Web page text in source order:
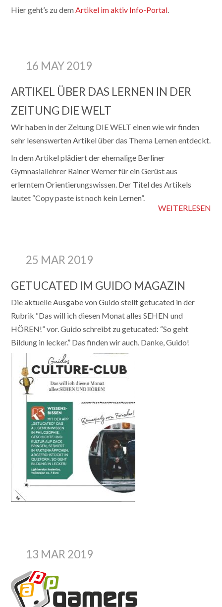
Hier geht’s zu demArtikel im aktiv Info-Portal.
16 MAY 2019
ARTIKEL ÜBER DAS LERNEN IN DER
ZEITUNG DIE WELT
Wir haben in der Zeitung DIE WELT einen wie wir finden
sehr lesenswerten Artikel über das Thema Lernen entdeckt.
In dem Artikel plädiert der ehemalige Berliner
Gymnasiallehrer Rainer Werner für ein Gerüst aus
erlerntem Orientierungswissen. Der Titel des Artikels
lautet “Copy paste ist noch kein Lernen”.
WEITERLESEN
25 MAR 2019
GETUCATED IM GUIDO MAGAZIN
Die aktuelle Ausgabe von Guido stellt getucated in der
Rubrik “Das will ich diesen Monat alles SEHEN und
HÖREN!” vor. Guido schreibt zu getucated: “So geht
Bildung in lecker.” Das finden wir auch. Danke, Guido!
13 MAR 2019